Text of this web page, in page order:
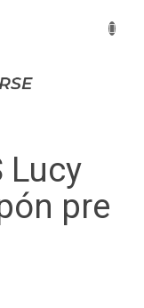
Lucy
pre